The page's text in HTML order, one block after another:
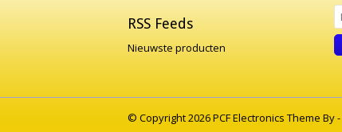
RSS Feeds
Nieuwste producten
© Copyright 2026 PCF Electronics Theme By -